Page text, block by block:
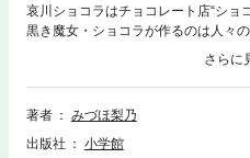
哀川ショコラはチョコレート店“ショ
黒き魔女・ショコラが作るのは人々
をかなえる代償は、その人の“一番大
を伝えられない女の子、足が遅いの
女の子など、今回もさまざまな願い
ます。ショコラの秘められた過去を
トーリも収録。
著者
みづほ梨乃
出版社
小学館